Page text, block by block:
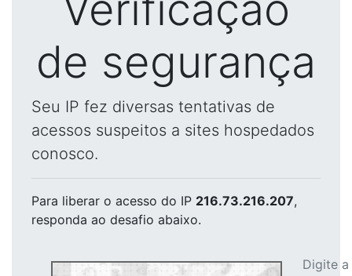
de segurança
Seu IP fez diversas tentativas de
acessos suspeitos a sites hospedados
conosco.
Para liberar o acesso do IP 216.73.216.207,
responda ao desafio abaixo.
Digite